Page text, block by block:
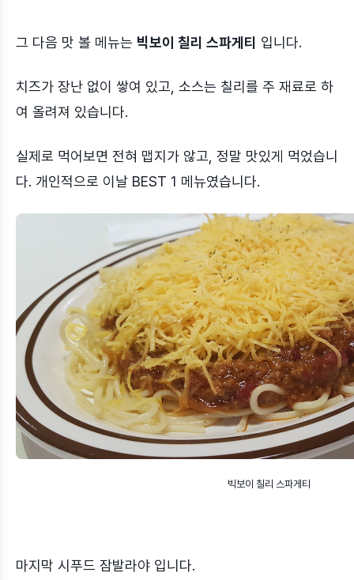
그 다음 맛 볼 메뉴는 빅보이 칠리 스파게티 입니다.
치즈가 장난 없이 쌓여 있고, 소스는 칠리를 주 재료로 하
여 올려져 있습니다.
실제로 먹어보면 전혀 맵지가 않고, 정말 맛있게 먹었습니
다. 개인적으로 이날 BEST 1 메뉴였습니다.
빅보이 칠리 스파게티
마지막 시푸드 잠발라야 입니다.